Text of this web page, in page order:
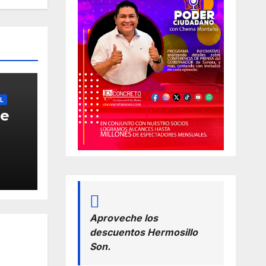
Aproveche los
descuentos Hermosillo
Son.